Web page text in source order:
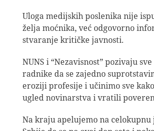
Uloga medijskih poslenika nije
želja moćnika, već odgovorno
stvaranje kritičke javnosti.
NUNS i “Nezavisnost” pozivaju
radnike da se zajedno
eroziji profesije i učinimo sve
ugled novinarstva i vratili
Na kraju apelujemo na celokupnu